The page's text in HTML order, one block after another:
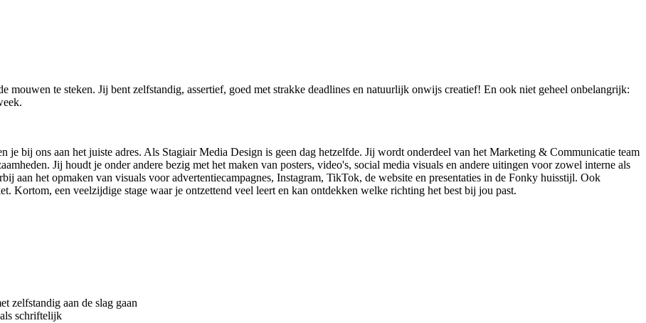
mouwen te steken. Jij bent zelfstandig, assertief, goed met strakke deadlines en natuurlijk onwijs creatief! En ook niet geheel onbelangrijk:
bij ons aan het juiste adres. Als Stagiair Media Design is geen dag hetzelfde. Jij wordt onderdeel van het Marketing & Communicatie team
Jij houdt je onder andere bezig met het maken van posters, video's, social media visuals en andere uitingen voor zowel interne als
aan het opmaken van visuals voor advertentiecampagnes, Instagram, TikTok, de website en presentaties in de Fonky huisstijl. Ook
Kortom, een veelzijdige stage waar je ontzettend veel leert en kan ontdekken welke richting het best bij jou past.
zelfstandig aan de slag gaan
schriftelijk